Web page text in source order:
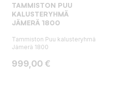
TAMMISTON PUU
KALUSTERYHMÄ
JÄMERÄ 1800
Tammiston Puu kalusteryhmä
Jämerä 1800
Hinta
999,00 €